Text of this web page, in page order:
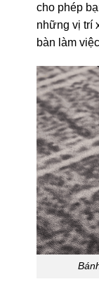
cho phép
những vị trí
bàn làm